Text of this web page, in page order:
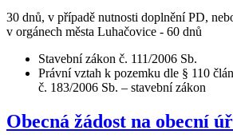
30 dnů, v případě nutnosti doplnění PD,
v orgánech města Luhačovice - 60 dnů
Stavební zákon č. 111/2006 Sb.
Právní vztah k pozemku dle § 110
č. 183/2006 Sb. – stavební zákon
Obecná žádost na obecní